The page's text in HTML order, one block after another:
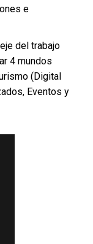
e
del trabajo
4 mundos
(Digital
Eventos y